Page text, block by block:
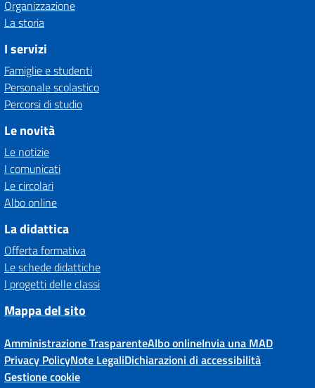
Organizzazione
La storia
I servizi
Famiglie e studenti
Personale scolastico
Percorsi di studio
Le novità
Le notizie
I comunicati
Le circolari
Albo online
La didattica
Offerta formativa
Le schede didattiche
I progetti delle classi
Mappa del sito
Amministrazione TrasparenteAlbo onlineInvia una MAD
Privacy PolicyNote LegaliDichiarazioni di accessibilità
Gestione cookie